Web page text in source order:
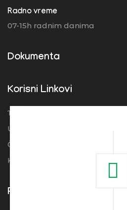
Radno vreme
07-15h radnim danima
Dokumenta
Korisni Linkovi
Turistička organizacija Srbije
Ugostitelji
Često postavljena pitanja
Kolačići
Pogledajte